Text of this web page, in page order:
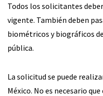
Todos los solicitantes
vigente. También deben
biométricos y biográficos
pública.
La solicitud se puede
México. No es necesario